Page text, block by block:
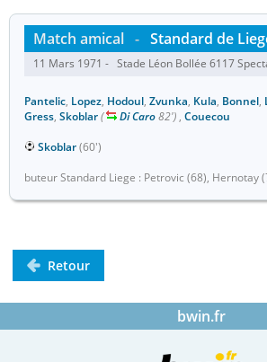
Match amical - Standard de
11 Mars 1971 - Stade Léon Bollée 6117
Pantelic, Lopez, Hodoul, Zvunka, Kula, Bonnel,
Gress, Skoblar( Di Caro82') , Couecou
Skoblar(60')
buteur Standard Liege : Petrovic (68), Hernotay
Retour
bwin.fr